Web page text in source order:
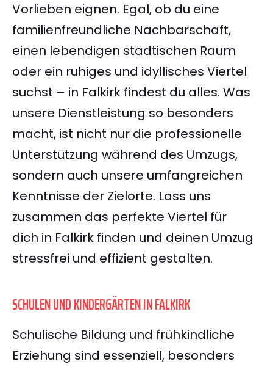
Vorlieben eignen. Egal, ob du eine
familienfreundliche Nachbarschaft,
einen lebendigen städtischen Raum
oder ein ruhiges und idyllisches Viertel
suchst – in Falkirk findest du alles. Was
unsere Dienstleistung so besonders
macht, ist nicht nur die professionelle
Unterstützung während des Umzugs,
sondern auch unsere umfangreichen
Kenntnisse der Zielorte. Lass uns
zusammen das perfekte Viertel für
dich in Falkirk finden und deinen Umzug
stressfrei und effizient gestalten.
SCHULEN UND KINDERGÄRTEN IN FALKIRK
Schulische Bildung und frühkindliche
Erziehung sind essenziell, besonders